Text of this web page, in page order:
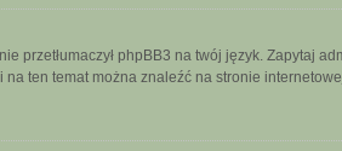
phpBB3 na twój język. Zapytaj
ten temat można znaleźć na stronie